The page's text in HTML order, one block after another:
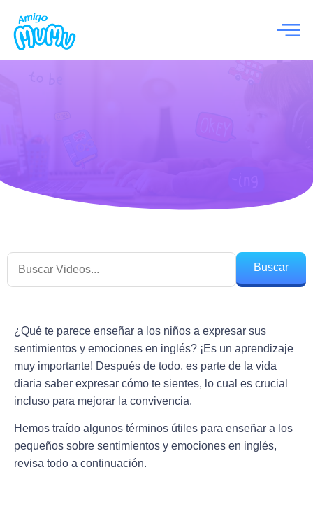
Buscar
¿Qué te parece enseñar a los niños a expresar sus
sentimientos y emociones en inglés? ¡Es un aprendizaje
muy importante! Después de todo, es parte de la vida
diaria saber expresar cómo te sientes, lo cual es crucial
incluso para mejorar la convivencia.
Hemos traído algunos términos útiles para enseñar a los
pequeños sobre sentimientos y emociones en inglés,
revisa todo a continuación.